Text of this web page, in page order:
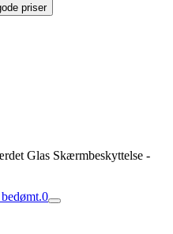
priser
Glas Skærmbeskyttelse -
0